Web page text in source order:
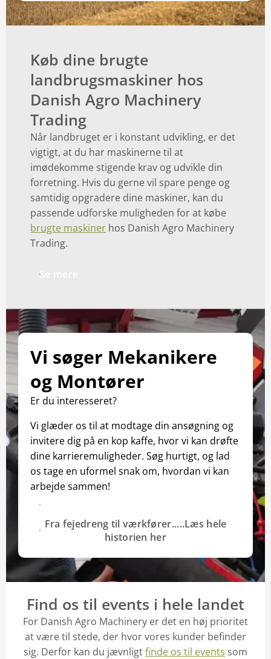
Køb dine brugte
landbrugsmaskiner hos
Danish Agro Machinery
Trading
Når landbruget er i konstant udvikling, er det
vigtigt, at du har maskinerne til at
imødekomme stigende krav og udvikle din
forretning. Hvis du gerne vil spare penge og
samtidig opgradere dine maskiner, kan du
passende udforske muligheden for at købe
brugte maskiner hos Danish Agro Machinery
Trading.
Se mere
Vi søger Mekanikere
og Montører
Er du interesseret?
Vi glæder os til at modtage din ansøgning og
invitere dig på en kop kaffe, hvor vi kan drøfte
dine karrieremuligheder. Søg hurtigt, og lad
os tage en uformel snak om, hvordan vi kan
arbejde sammen!
Ansøg her
Fra fejedreng til værkfører.....Læs hele
historien her
Find os til events i hele landet
For Danish Agro Machinery er det en høj prioritet
at være til stede, der hvor vores kunder befinder
sig. Derfor kan du jævnligtfinde os til events som